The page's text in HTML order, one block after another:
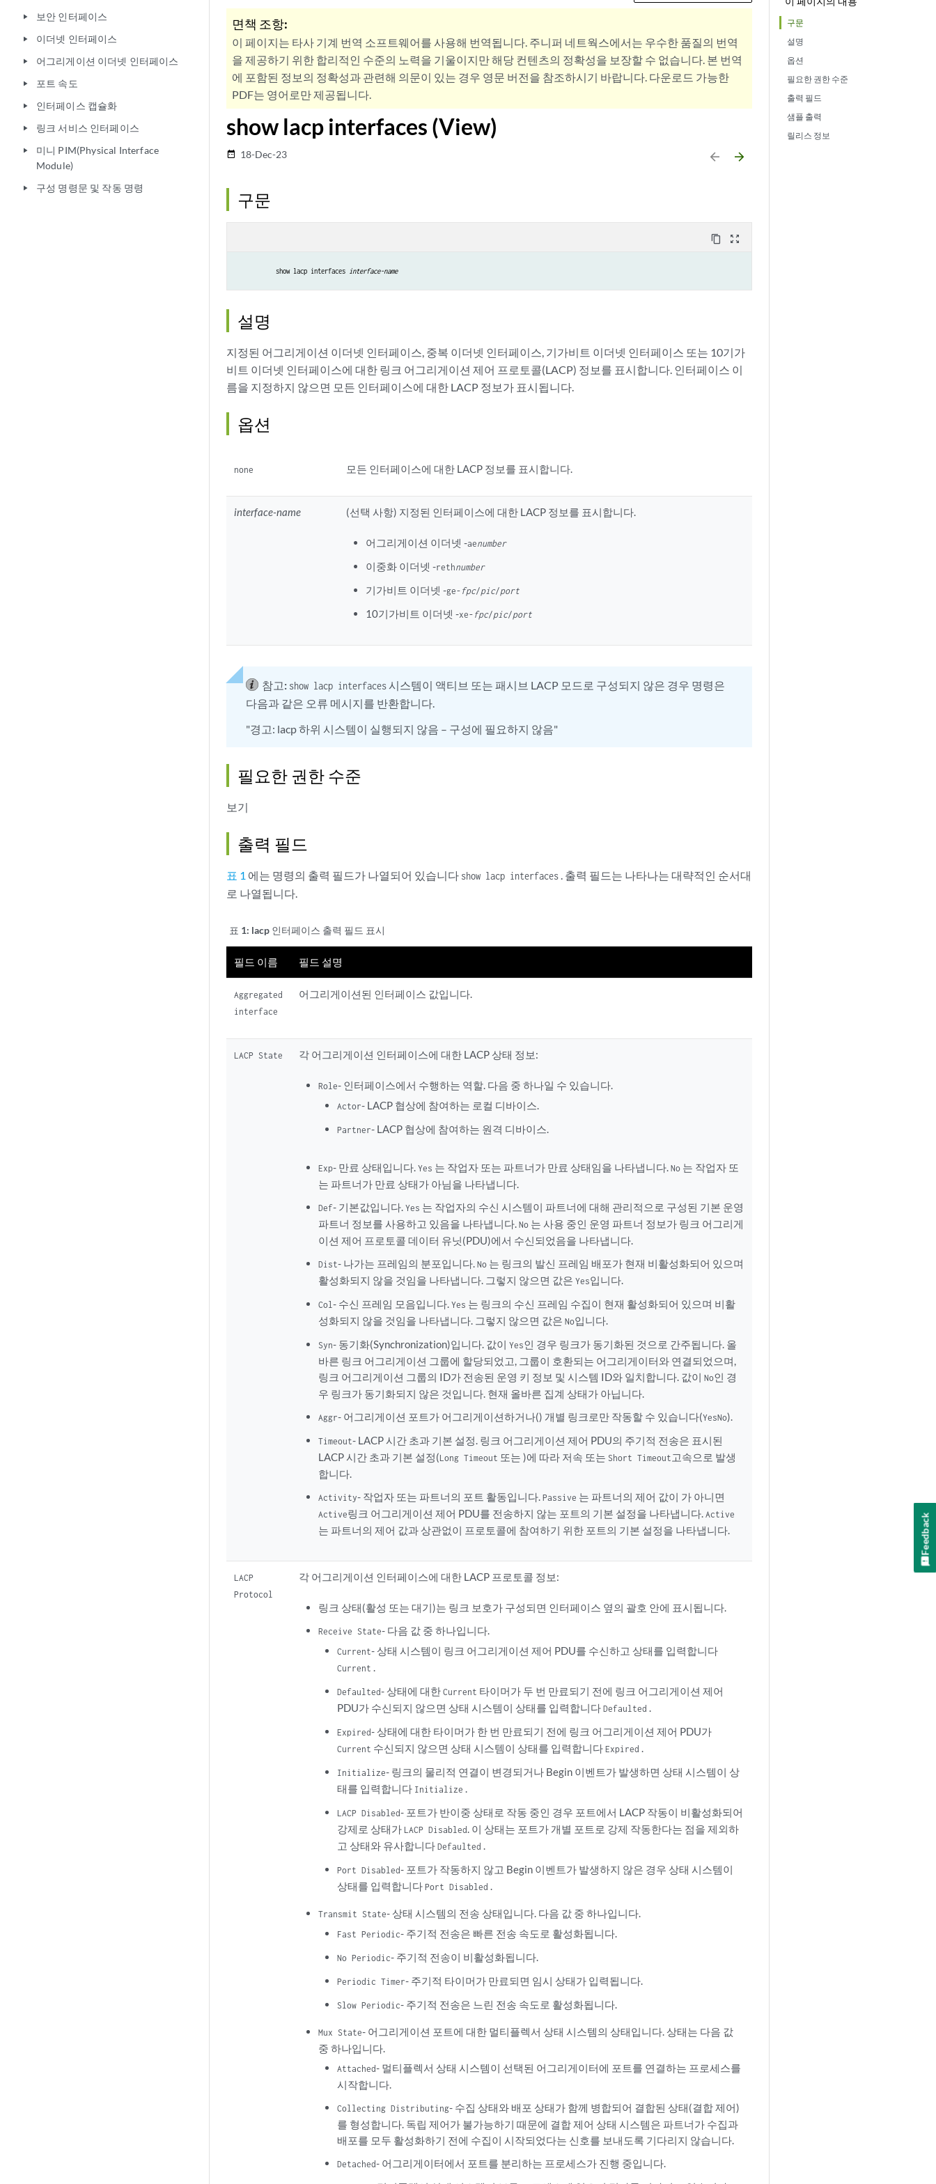
play_arrow 보안 인터페이스
play_arrow 이더넷 인터페이스
play_arrow 어그리게이션 이더넷 인터페이스
play_arrow 포트 속도
play_arrow 인터페이스 캡슐화
play_arrow 링크 서비스 인터페이스
play_arrow
미니 PIM(Physical Interface
Module)
play_arrow 구성 명령문 및 작동 명령
구문
설명
옵션
필요한 권한 수준
출력 필드
샘플 출력
릴리스 정보
면책 조항:
이 페이지는 타사 기계 번역 소프트웨어를 사용해 번역됩니다. 주니퍼 네트웍스에서는 우수한 품질의 번역
을 제공하기 위한 합리적인 수준의 노력을 기울이지만 해당 컨텐츠의 정확성을 보장할 수 없습니다. 본 번역
에 포함된 정보의 정확성과 관련해 의문이 있는 경우 영문 버전을 참조하시기 바랍니다. 다운로드 가능한
PDF는 영어로만 제공됩니다.
show lacp interfaces (View)
date_range 18-Dec-23 arrow_backward arrow_forward
구문
content_copy zoom_out_map
show lacp interfaces interface-name
설명
지정된 어그리게이션 이더넷 인터페이스, 중복 이더넷 인터페이스, 기가비트 이더넷 인터페이스 또는 10기가
비트 이더넷 인터페이스에 대한 링크 어그리게이션 제어 프로토콜(LACP) 정보를 표시합니다. 인터페이스 이
름을 지정하지 않으면 모든 인터페이스에 대한 LACP 정보가 표시됩니다.
옵션
none 모든 인터페이스에 대한 LACP 정보를 표시합니다.
interface-name (선택 사항) 지정된 인터페이스에 대한 LACP 정보를 표시합니다.
어그리게이션 이더넷 -aenumber
이중화 이더넷 -rethnumber
기가비트 이더넷 -ge-fpc/pic/port
10기가비트 이더넷 -xe-fpc/pic/port
참고: show lacp interfaces시스템이 액티브 또는 패시브 LACP 모드로 구성되지 않은 경우 명령은
다음과 같은 오류 메시지를 반환합니다.
"경고: lacp 하위 시스템이 실행되지 않음 – 구성에 필요하지 않음"
필요한 권한 수준
보기
출력 필드
표 1 에는 명령의 출력 필드가 나열되어 있습니다 show lacp interfaces . 출력 필드는 나타나는 대략적인 순서대
로 나열됩니다.
표 1: lacp 인터페이스 출력 필드 표시
필드 이름 필드 설명
Aggregated
interface
어그리게이션된 인터페이스 값입니다.
LACP State 각 어그리게이션 인터페이스에 대한 LACP 상태 정보:
Role- 인터페이스에서 수행하는 역할. 다음 중 하나일 수 있습니다.
Actor- LACP 협상에 참여하는 로컬 디바이스.
Partner- LACP 협상에 참여하는 원격 디바이스.
Exp- 만료 상태입니다.Yes 는 작업자 또는 파트너가 만료 상태임을 나타냅니다.No는 작업자 또
는 파트너가 만료 상태가 아님을 나타냅니다.
Def- 기본값입니다.Yes 는 작업자의 수신 시스템이 파트너에 대해 관리적으로 구성된 기본 운영
파트너 정보를 사용하고 있음을 나타냅니다.No는 사용 중인 운영 파트너 정보가 링크 어그리게
이션 제어 프로토콜 데이터 유닛(PDU)에서 수신되었음을 나타냅니다.
Dist- 나가는 프레임의 분포입니다.No는 링크의 발신 프레임 배포가 현재 비활성화되어 있으며
활성화되지 않을 것임을 나타냅니다. 그렇지 않으면 값은 Yes입니다.
Col- 수신 프레임 모음입니다.Yes 는 링크의 수신 프레임 수집이 현재 활성화되어 있으며 비활
성화되지 않을 것임을 나타냅니다. 그렇지 않으면 값은 No입니다.
Syn- 동기화(Synchronization)입니다. 값이 Yes인 경우 링크가 동기화된 것으로 간주됩니다. 올
바른 링크 어그리게이션 그룹에 할당되었고, 그룹이 호환되는 어그리게이터와 연결되었으며,
링크 어그리게이션 그룹의 ID가 전송된 운영 키 정보 및 시스템 ID와 일치합니다. 값이 No인 경
우 링크가 동기화되지 않은 것입니다. 현재 올바른 집계 상태가 아닙니다.
Aggr- 어그리게이션 포트가 어그리게이션하거나() 개별 링크로만 작동할 수 있습니다(YesNo).
Timeout- LACP 시간 초과 기본 설정. 링크 어그리게이션 제어 PDU의 주기적 전송은 표시된
LACP 시간 초과 기본 설정(Long Timeout 또는 )에 따라 저속 또는 Short Timeout고속으로 발생
합니다.
Activity- 작업자 또는 파트너의 포트 활동입니다.Passive 는 파트너의 제어 값이 가 아니면
Active링크 어그리게이션 제어 PDU를 전송하지 않는 포트의 기본 설정을 나타냅니다.Active
는 파트너의 제어 값과 상관없이 프로토콜에 참여하기 위한 포트의 기본 설정을 나타냅니다.
LACP
Protocol
각 어그리게이션 인터페이스에 대한 LACP 프로토콜 정보:
링크 상태(활성 또는 대기)는 링크 보호가 구성되면 인터페이스 옆의 괄호 안에 표시됩니다.
Receive State- 다음 값 중 하나입니다.
Current- 상태 시스템이 링크 어그리게이션 제어 PDU를 수신하고 상태를 입력합니다
Current .
Defaulted- 상태에 대한Current 타이머가 두 번 만료되기 전에 링크 어그리게이션 제어
PDU가 수신되지 않으면 상태 시스템이 상태를 입력합니다Defaulted .
Expired- 상태에 대한 타이머가 한 번 만료되기 전에 링크 어그리게이션 제어 PDU가
Current 수신되지 않으면 상태 시스템이 상태를 입력합니다Expired .
Initialize- 링크의 물리적 연결이 변경되거나 Begin 이벤트가 발생하면 상태 시스템이 상
태를 입력합니다 Initialize .
LACP Disabled- 포트가 반이중 상태로 작동 중인 경우 포트에서 LACP 작동이 비활성화되어
강제로 상태가 LACP Disabled. 이 상태는 포트가 개별 포트로 강제 작동한다는 점을 제외하
고 상태와 유사합니다Defaulted .
Port Disabled- 포트가 작동하지 않고 Begin 이벤트가 발생하지 않은 경우 상태 시스템이
상태를 입력합니다Port Disabled .
Transmit State- 상태 시스템의 전송 상태입니다. 다음 값 중 하나입니다.
Fast Periodic- 주기적 전송은 빠른 전송 속도로 활성화됩니다.
No Periodic- 주기적 전송이 비활성화됩니다.
Periodic Timer- 주기적 타이머가 만료되면 임시 상태가 입력됩니다.
Slow Periodic- 주기적 전송은 느린 전송 속도로 활성화됩니다.
Mux State- 어그리게이션 포트에 대한 멀티플렉서 상태 시스템의 상태입니다. 상태는 다음 값
중 하나입니다.
Attached- 멀티플렉서 상태 시스템이 선택된 어그리게이터에 포트를 연결하는 프로세스를
시작합니다.
Collecting Distributing- 수집 상태와 배포 상태가 함께 병합되어 결합된 상태(결합 제어)
를 형성합니다. 독립 제어가 불가능하기 때문에 결합 제어 상태 시스템은 파트너가 수집과
배포를 모두 활성화하기 전에 수집이 시작되었다는 신호를 보내도록 기다리지 않습니다.
Detached- 어그리게이터에서 포트를 분리하는 프로세스가 진행 중입니다.
Feedback